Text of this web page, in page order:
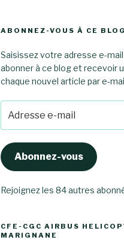
ABONNEZ-VOUS À CE
Saisissez votre adresse e-
abonner à ce blog et recevoir
chaque nouvel article par e-
e-
mail
Abonnez-vous
Rejoignez les 84 autres
CFE-CGC AIRBUS
MARIGNANE